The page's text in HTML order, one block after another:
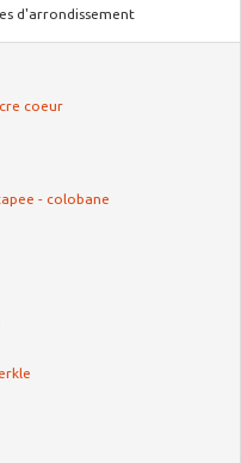
d'arrondissement
coeur
- colobane